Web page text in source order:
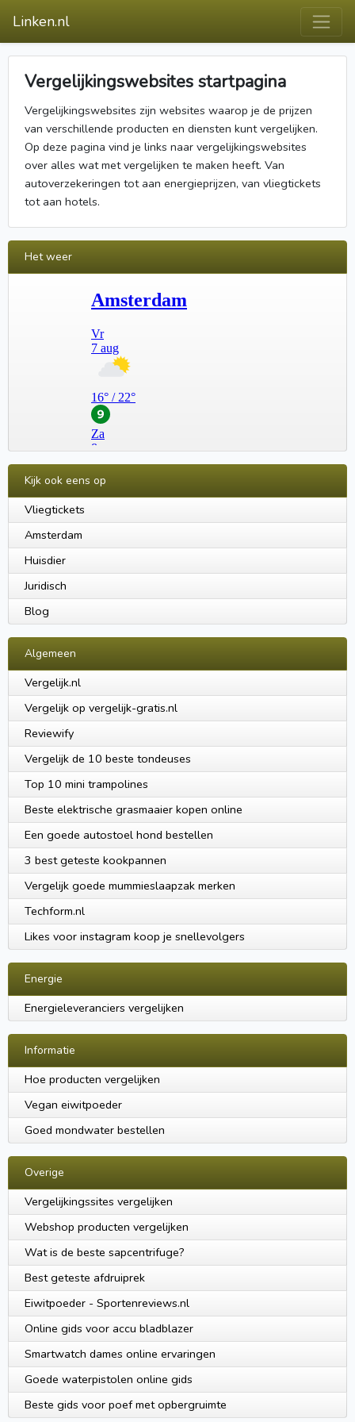
Linken.nl
Vergelijkingswebsites startpagina
Vergelijkingswebsites zijn websites waarop je de prijzen
van verschillende producten en diensten kunt vergelijken.
Op deze pagina vind je links naar vergelijkingswebsites
over alles wat met vergelijken te maken heeft. Van
autoverzekeringen tot aan energieprijzen, van vliegtickets
tot aan hotels.
Het weer
Kijk ook eens op
Vliegtickets
Amsterdam
Huisdier
Juridisch
Blog
Algemeen
Vergelijk.nl
Vergelijk op vergelijk-gratis.nl
Reviewify
Vergelijk de 10 beste tondeuses
Top 10 mini trampolines
Beste elektrische grasmaaier kopen online
Een goede autostoel hond bestellen
3 best geteste kookpannen
Vergelijk goede mummieslaapzak merken
Techform.nl
Likes voor instagram koop je snellevolgers
Energie
Energieleveranciers vergelijken
Informatie
Hoe producten vergelijken
Vegan eiwitpoeder
Goed mondwater bestellen
Overige
Vergelijkingssites vergelijken
Webshop producten vergelijken
Wat is de beste sapcentrifuge?
Best geteste afdruiprek
Eiwitpoeder - Sportenreviews.nl
Online gids voor accu bladblazer
Smartwatch dames online ervaringen
Goede waterpistolen online gids
Beste gids voor poef met opbergruimte